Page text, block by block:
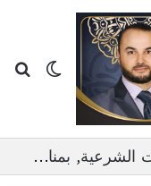
الوضع
البعد الإنساني في تنفيذ العقوبات الشرعية, بمناقشة الدكتور ايمن البدارين